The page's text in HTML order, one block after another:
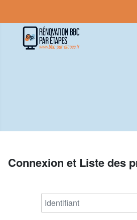
Connexion et Liste des
Identifiant